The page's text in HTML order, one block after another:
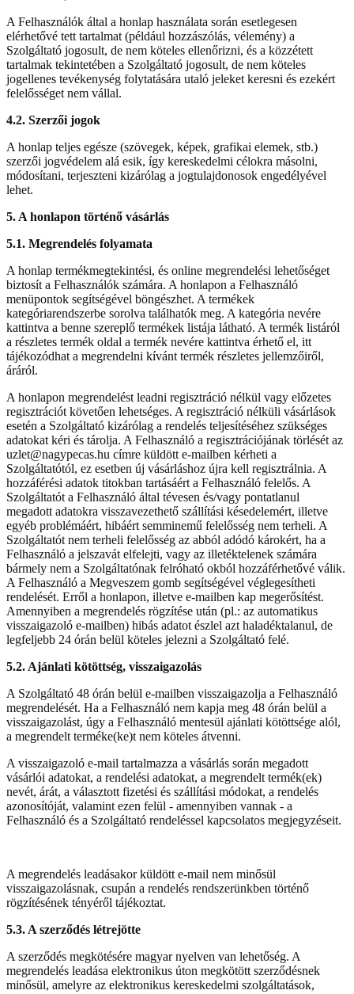
A Felhasználók által a honlap használata során esetlegesen
elérhetővé tett tartalmat (például hozzászólás, vélemény) a
Szolgáltató jogosult, de nem köteles ellenőrizni, és a közzétett
tartalmak tekintetében a Szolgáltató jogosult, de nem köteles
jogellenes tevékenység folytatására utaló jeleket keresni és ezekért
felelősséget nem vállal.
4.2. Szerzői jogok
A honlap teljes egésze (szövegek, képek, grafikai elemek, stb.)
szerzői jogvédelem alá esik, így kereskedelmi célokra másolni,
módosítani, terjeszteni kizárólag a jogtulajdonosok engedélyével
lehet.
5. A honlapon történő vásárlás
5.1. Megrendelés folyamata
A honlap termékmegtekintési, és online megrendelési lehetőséget
biztosít a Felhasználók számára. A honlapon a Felhasználó
menüpontok segítségével böngészhet. A termékek
kategóriarendszerbe sorolva találhatók meg. A kategória nevére
kattintva a benne szereplő termékek listája látható. A termék listáról
a részletes termék oldal a termék nevére kattintva érhető el, itt
tájékozódhat a megrendelni kívánt termék részletes jellemzőiről,
áráról.
A honlapon megrendelést leadni regisztráció nélkül vagy előzetes
regisztrációt követően lehetséges. A regisztráció nélküli vásárlások
esetén a Szolgáltató kizárólag a rendelés teljesítéséhez szükséges
adatokat kéri és tárolja. A Felhasználó a regisztrációjának törlését az
uzlet@nagypecas.hu címre küldött e-mailben kérheti a
Szolgáltatótól, ez esetben új vásárláshoz újra kell regisztrálnia. A
hozzáférési adatok titokban tartásáért a Felhasználó felelős. A
Szolgáltatót a Felhasználó által tévesen és/vagy pontatlanul
megadott adatokra visszavezethető szállítási késedelemért, illetve
egyéb problémáért, hibáért semminemű felelősség nem terheli. A
Szolgáltatót nem terheli felelősség az abból adódó károkért, ha a
Felhasználó a jelszavát elfelejti, vagy az illetéktelenek számára
bármely nem a Szolgáltatónak felróható okból hozzáférhetővé válik.
A Felhasználó a Megveszem gomb segítségével véglegesítheti
rendelését. Erről a honlapon, illetve e-mailben kap megerősítést.
Amennyiben a megrendelés rögzítése után (pl.: az automatikus
visszaigazoló e-mailben) hibás adatot észlel azt haladéktalanul, de
legfeljebb 24 órán belül köteles jelezni a Szolgáltató felé.
5.2. Ajánlati kötöttség, visszaigazolás
A Szolgáltató 48 órán belül e-mailben visszaigazolja a Felhasználó
megrendelését. Ha a Felhasználó nem kapja meg 48 órán belül a
visszaigazolást, úgy a Felhasználó mentesül ajánlati kötöttsége alól,
a megrendelt terméke(ke)t nem köteles átvenni.
A visszaigazoló e-mail tartalmazza a vásárlás során megadott
vásárlói adatokat, a rendelési adatokat, a megrendelt termék(ek)
nevét, árát, a választott fizetési és szállítási módokat, a rendelés
azonosítóját, valamint ezen felül - amennyiben vannak - a
Felhasználó és a Szolgáltató rendeléssel kapcsolatos megjegyzéseit.
A megrendelés leadásakor küldött e-mail nem minősül
visszaigazolásnak, csupán a rendelés rendszerünkben történő
rögzítésének tényéről tájékoztat.
5.3. A szerződés létrejötte
A szerződés megkötésére magyar nyelven van lehetőség. A
megrendelés leadása elektronikus úton megkötött szerződésnek
minősül, amelyre az elektronikus kereskedelmi szolgáltatások,